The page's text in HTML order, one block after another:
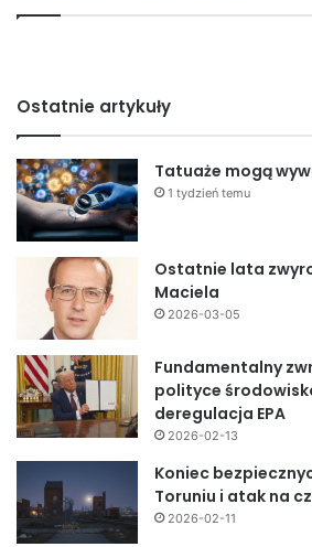
Ostatnie artykuły
Tatuaże mogą
1 tydzień temu
Ostatnie lata
Maciela
2026-03-05
Fundamentalny
polityce
deregulacja EPA
2026-02-13
Koniec
Toruniu i atak na
2026-02-11